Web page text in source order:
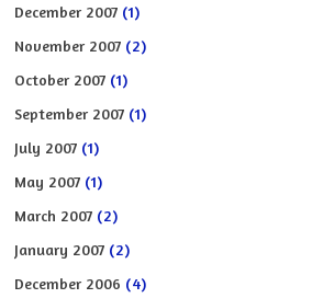
December 2007 (1)
November 2007 (2)
October 2007 (1)
September 2007 (1)
July 2007 (1)
May 2007 (1)
March 2007 (2)
January 2007 (2)
December 2006 (4)